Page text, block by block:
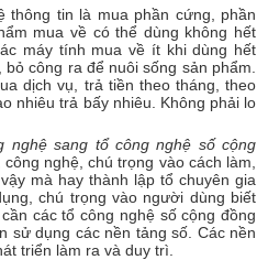
thông tin là mua phần cứng, phần
mua về có thể dùng không hết
máy tính mua về ít khi dùng hết
công ra để nuôi sống sản phẩm.
dịch vụ, trả tiền theo tháng, theo
nhiêu trả bấy nhiêu. Không phải lo
nghệ sang tổ công nghệ số cộng
nghệ, chú trọng vào cách làm,
mà hay thành lập tổ chuyên gia
chú trọng vào người dùng biết
các tổ công nghệ số cộng đồng
sử dụng các nền tảng số. Các nền
triển làm ra và duy trì.